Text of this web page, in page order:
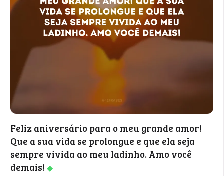
Feliz aniversário para o meu grande amor!
Que a sua vida se prolongue e que ela seja
sempre vivida ao meu ladinho. Amo você
demais! ◆